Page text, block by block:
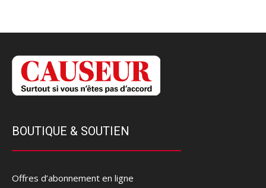
BOUTIQUE & SOUTIEN
Offres d’abonnement en ligne